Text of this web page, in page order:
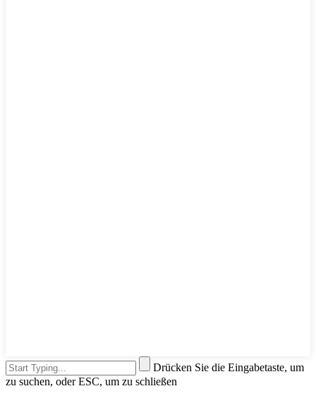
Drücken Sie die Eingabetaste, um
zu suchen, oder ESC, um zu schließen